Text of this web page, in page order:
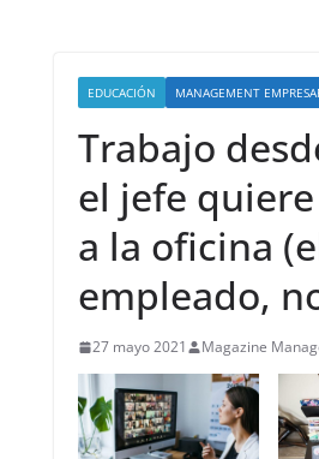
EDUCACIÓN MANAGEMENT
Trabajo
el jefe
a la oficina
empleado,
27 mayo 2021 Magazine